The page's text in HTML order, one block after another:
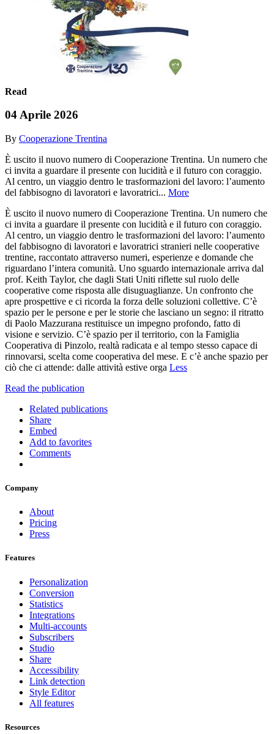
Read
04 Aprile 2026
By Cooperazione Trentina
È uscito il nuovo numero di Cooperazione Trentina. Un numero che
ci invita a guardare il presente con lucidità e il futuro con coraggio.
Al centro, un viaggio dentro le trasformazioni del lavoro: l’aumento
del fabbisogno di lavoratori e lavoratrici... More
È uscito il nuovo numero di Cooperazione Trentina. Un numero che
ci invita a guardare il presente con lucidità e il futuro con coraggio.
Al centro, un viaggio dentro le trasformazioni del lavoro: l’aumento
del fabbisogno di lavoratori e lavoratrici stranieri nelle cooperative
trentine, raccontato attraverso numeri, esperienze e domande che
riguardano l’intera comunità. Uno sguardo internazionale arriva dal
prof. Keith Taylor, che dagli Stati Uniti riflette sul ruolo delle
cooperative come risposta alle disuguaglianze. Un confronto che
apre prospettive e ci ricorda la forza delle soluzioni collettive. C’è
spazio per le persone e per le storie che lasciano un segno: il ritratto
di Paolo Mazzurana restituisce un impegno profondo, fatto di
visione e servizio. C’è spazio per il territorio, con la Famiglia
Cooperativa di Pinzolo, realtà radicata e al tempo stesso capace di
rinnovarsi, scelta come cooperativa del mese. E c’è anche spazio per
ciò che ci attende: dalle attività estive orga Less
Read the publication
Related publications
Share
Embed
Add to favorites
Comments
Company
About
Pricing
Press
Features
Personalization
Conversion
Statistics
Integrations
Multi-accounts
Subscribers
Studio
Share
Accessibility
Link detection
Style Editor
All features
Resources